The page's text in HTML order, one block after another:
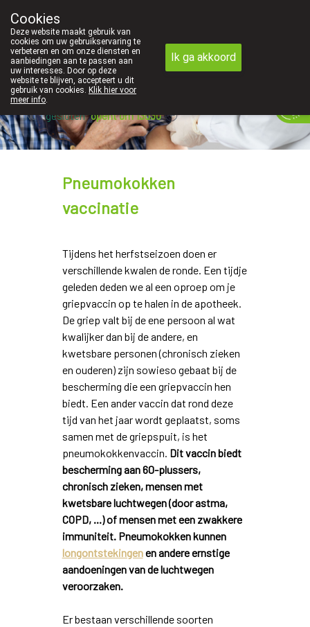
011/34 04 04
Nu gesloten opent om 13u30
Pneumokokken
vaccinatie
Tijdens het herfstseizoen doen er
verschillende kwalen de ronde. Een tijdje
geleden deden we al een oproep om je
griepvaccin op te halen in de apotheek.
De griep valt bij de ene persoon al wat
kwalijker dan bij de andere, en
kwetsbare personen (chronisch zieken
en ouderen) zijn sowieso gebaat bij de
bescherming die een griepvaccin hen
biedt. Een ander vaccin dat rond deze
tijd van het jaar wordt geplaatst, soms
samen met de griepspuit, is het
pneumokokkenvaccin. Dit vaccin biedt
bescherming aan 60-plussers,
chronisch zieken, mensen met
kwetsbare luchtwegen (door astma,
COPD, ...) of mensen met een zwakkere
immuniteit. Pneumokokken kunnen
longontstekingenen andere ernstige
aandoeningen van de luchtwegen
veroorzaken.
Er bestaan verschillende soorten
Cookies
Deze website maakt gebruik van
cookies om uw gebruikservaring te
verbeteren en om onze diensten en
aanbiedingen aan te passen aan
uw interesses. Door op deze
website te blijven, accepteert u dit
gebruik van cookies. Klik hier voor
meer info.
Ik ga akkoord